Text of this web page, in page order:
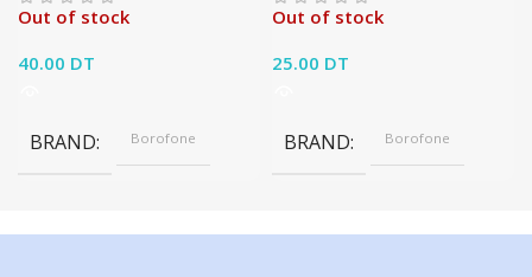
Out of stock
40.00 DT
BRAND Borofone
Out of stock
25.00 DT
BRAND Borofone